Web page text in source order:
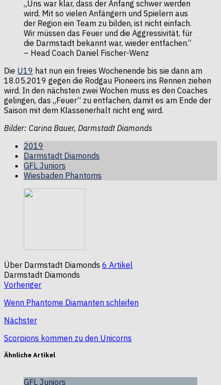
„Uns war klar, dass der Anfang schwer werden
wird. Mit so vielen Anfängern und Spielern aus
der Region ein Team zu bilden, ist nicht einfach.
Wir müssen das Feuer und die Aggressivität, für
die Darmstadt bekannt war, wieder entfachen.“
– Head Coach Daniel Fischer-Wenz
Die U19 hat nun ein freies Wochenende bis sie dann am
18.05.2019 gegen die Rodgau Pioneers ins Rennen ziehen
wird. In den nächsten zwei Wochen muss es den Coaches
gelingen, das „Feuer“ zu entfachen, damit es am Ende der
Saison mit dem Klassenerhalt nicht eng wird.
Bilder: Carina Bauer, Darmstadt Diamonds
2019
Darmstadt Diamonds
GFL Juniors
Wiesbaden Phantoms
Über Darmstadt Diamonds 6 Artikel
Darmstadt Diamonds
Webseite
Vorheriger
Wenn Phantome Diamanten schleifen
Nächster
Scorpions kommen zu den Unicorns
Ähnliche Artikel
GFL Juniors